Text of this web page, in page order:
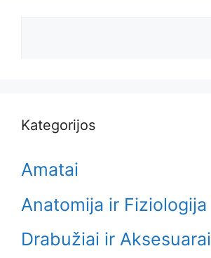
Kategorijos
Amatai
Anatomija ir Fiziologija
Drabužiai ir Aksesuarai